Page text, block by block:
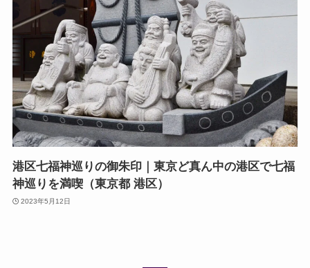
港区七福神巡りの御朱印｜東京ど真ん中の港区で七福
神巡りを満喫（東京都 港区）
2023年5月12日